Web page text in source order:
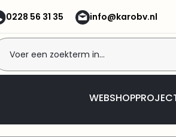
0228 56 31 35 info@karobv.nl
Welkom bij KaRo BV! KaRo BV
WEBSHOP